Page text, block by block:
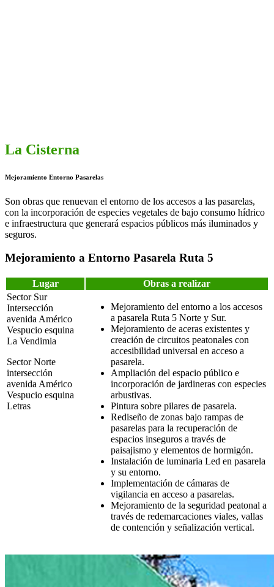
La Cisterna
Mejoramiento Entorno Pasarelas
Son obras que renuevan el entorno de los accesos a las pasarelas,
con la incorporación de especies vegetales de bajo consumo hídrico
e infraestructura que generará espacios públicos más iluminados y
seguros.
Mejoramiento a Entorno Pasarela Ruta 5
Lugar
Obras a realizar
Sector Sur
Intersección
avenida Américo
Vespucio esquina
La Vendimia
Sector Norte
intersección
avenida Américo
Vespucio esquina
Letras
Mejoramiento del entorno a los accesos
a pasarela Ruta 5 Norte y Sur.
Mejoramiento de aceras existentes y
creación de circuitos peatonales con
accesibilidad universal en acceso a
pasarela.
Ampliación del espacio público e
incorporación de jardineras con especies
arbustivas.
Pintura sobre pilares de pasarela.
Rediseño de zonas bajo rampas de
pasarelas para la recuperación de
espacios inseguros a través de
paisajismo y elementos de hormigón.
Instalación de luminaria Led en pasarela
y su entorno.
Implementación de cámaras de
vigilancia en acceso a pasarelas.
Mejoramiento de la seguridad peatonal a
través de redemarcaciones viales, vallas
de contención y señalización vertical.